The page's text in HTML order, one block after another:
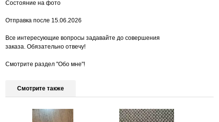
Состояние на фото
Отправка после 15.06.2026
Все интересующие вопросы задавайте до совершения
заказа. Обязательно отвечу!
Смотрите раздел "Обо мне"!
Смотрите также